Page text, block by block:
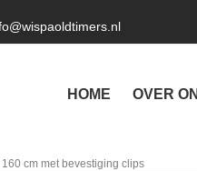
HOME OVER
cm met bevestiging clips